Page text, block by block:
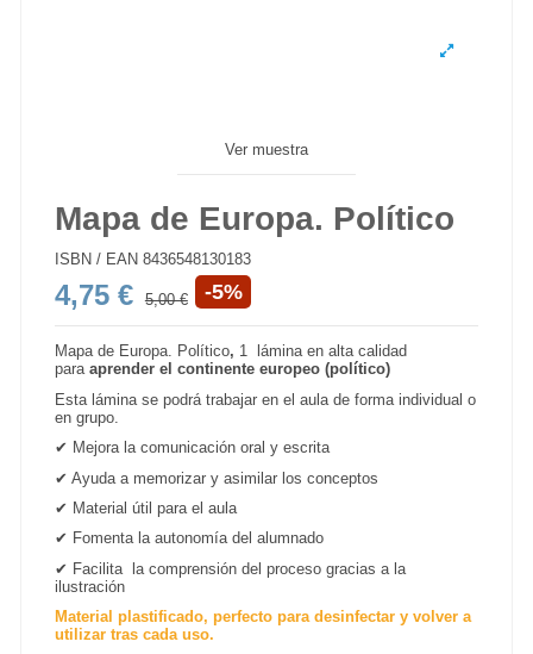
Ver muestra
Mapa de Europa. Político
ISBN / EAN 8436548130183
4,75 € 5,00 € -5%
Mapa de Europa. Político, 1 lámina en alta calidad
paraaprender el continente europeo (político)
Esta lámina se podrá trabajar en el aula de forma individual o
en grupo.
✔ Mejora la comunicación oral y escrita
✔ Ayuda a memorizar y asimilar los conceptos
✔ Material útil para el aula
✔ Fomenta la autonomía del alumnado
✔ Facilita la comprensión del proceso gracias a la
ilustración
Material plastificado, perfecto para desinfectar y volver a
utilizar tras cada uso.